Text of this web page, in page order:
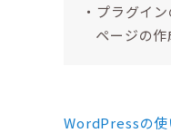
プラグイ
ページの作
WordPressの使